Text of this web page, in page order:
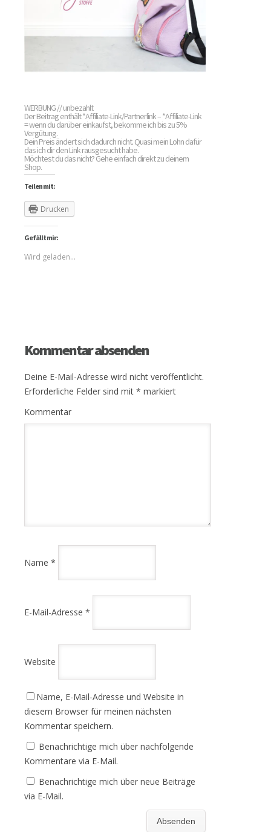
WERBUNG // unbezahlt
Der Beitrag enthält *Affiliate-Link/Partnerlink – *Affiliate-Link
= wenn du darüber einkaufst, bekomme ich bis zu 5%
Vergütung.
Dein Preis ändert sich dadurch nicht. Quasi mein Lohn dafür
das ich dir den Link rausgesucht habe.
Möchtest du das nicht? Gehe einfach direkt zu deinem
Shop.
Teilen mit:
Drucken
Gefällt mir:
Wird geladen...
Kommentar absenden
Deine E-Mail-Adresse wird nicht veröffentlicht.
Erforderliche Felder sind mit * markiert
Kommentar
Name *
E-Mail-Adresse *
Website
Name, E-Mail-Adresse und Website in
diesem Browser für meinen nächsten
Kommentar speichern.
Benachrichtige mich über nachfolgende
Kommentare via E-Mail.
Benachrichtige mich über neue Beiträge
via E-Mail.